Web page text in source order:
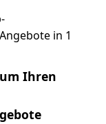
in 1
Ihren